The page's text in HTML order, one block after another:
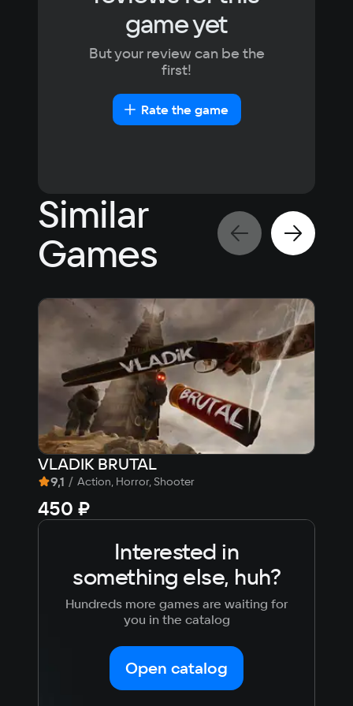
game yet
But your review can be the
first!
Rate the game
Similar
Games
VLADIK BRUTAL
9,1 / Action, Horror, Shooter
450 ₽
Interested in
something else, huh?
Hundreds more games are waiting for
you in the catalog
Open catalog